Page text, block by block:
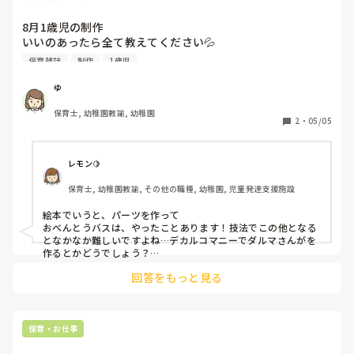
8月1歳児の制作
いいのあったら全て教えてください💦
技法ではスタンプ、なぐり書き、ちぎる、シール貼り、手
明後日までに製作を見つけて制作に関する絵本を探さないと
いけなくて教えてください💦
保育雑誌 制作 1歳児
ゆ
保育士, 幼稚園教諭, 幼稚園
2 ・ 05/05
レモン🍋
保育士, 幼稚園教諭, その他の職種, 幼稚園, 児童発達支援施設
絵本でいうと、パーツを作って
おべんとうバスは、やったことあります！技法でこの他となる
となかなか難しいですよね…デカルコマニーでダルマさんがを
作るとかどうでしょう？
回答をもっと見る
保育・お仕事